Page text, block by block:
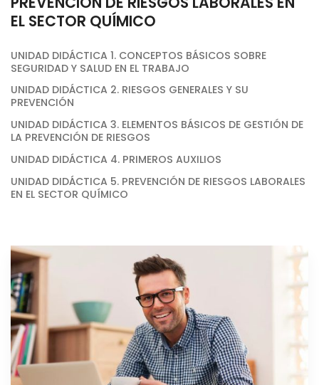
EL SECTOR QUÍMICO
UNIDAD DIDÁCTICA 1. CONCEPTOS BÁSICOS SOBRE
SEGURIDAD Y SALUD EN EL TRABAJO
UNIDAD DIDÁCTICA 2. RIESGOS GENERALES Y SU
PREVENCIÓN
UNIDAD DIDÁCTICA 3. ELEMENTOS BÁSICOS DE GESTIÓN DE
LA PREVENCIÓN DE RIESGOS
UNIDAD DIDÁCTICA 4. PRIMEROS AUXILIOS
UNIDAD DIDÁCTICA 5. PREVENCIÓN DE RIESGOS LABORALES
EN EL SECTOR QUÍMICO